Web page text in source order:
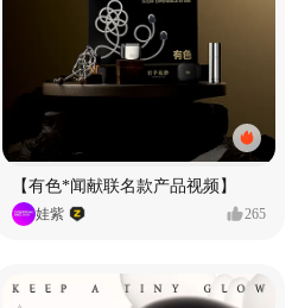
【有色*闻献联名款产品视频】
娃紫 265